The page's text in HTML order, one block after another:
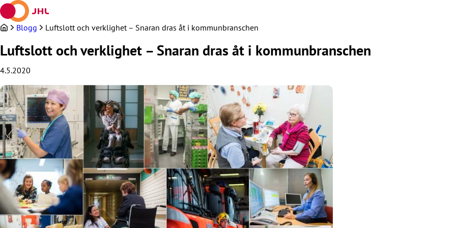
Hoppa
till
innehållet
Blogg Luftslott och verklighet – Snaran dras åt i kommunbranschen
Luftslott och verklighet – Snaran dras åt i kommunbranschen
4.5.2020